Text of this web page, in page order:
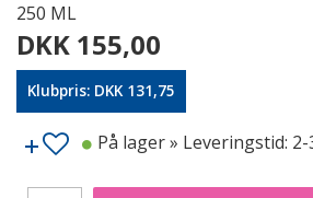
250 ML
DKK 155,00
Klubpris: DKK 131,75
På lager» Leveringstid: